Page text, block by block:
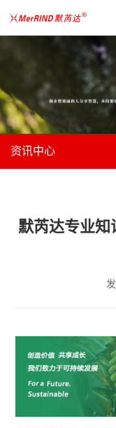
资讯中心
默芮达专业知